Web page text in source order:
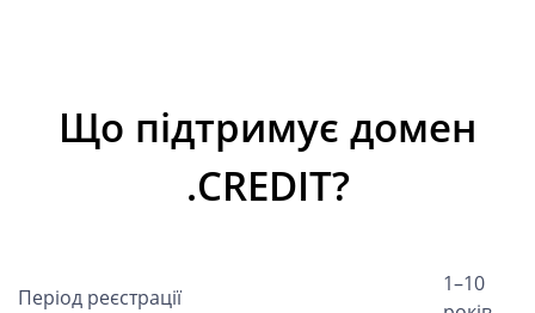
Що підтримує домен
.CREDIT?
Період реєстрації
1–10